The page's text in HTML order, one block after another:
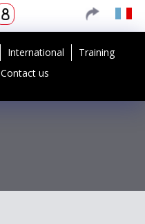
International
Training
Contact us